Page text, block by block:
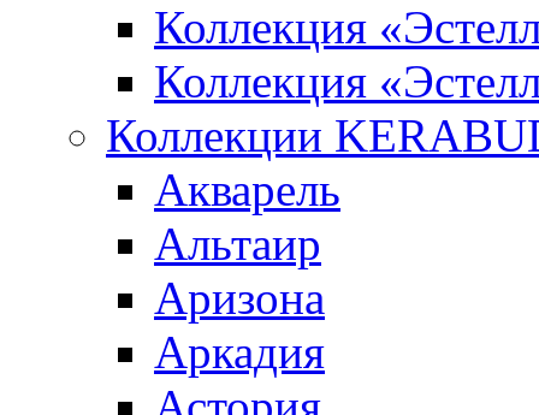
Коллекция
Коллекция
Коллекции
Акварель
Альтаир
Аризона
Аркадия